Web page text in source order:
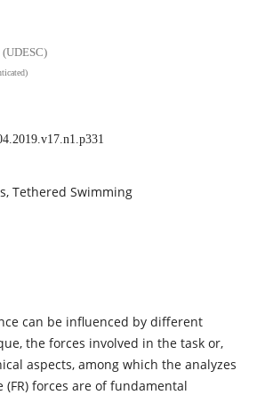
Tethered Swimming
can be influenced by different
the forces involved in the task or,
aspects, among which the analyzes
forces are of fundamental